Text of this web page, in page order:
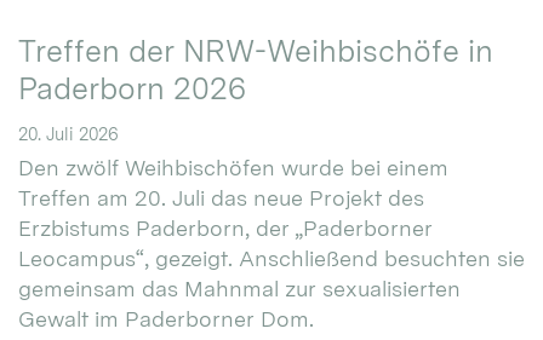
Treffen der NRW-Weihbischöfe in
Paderborn 2026
20. Juli 2026
Den zwölf Weihbischöfen wurde bei einem
Treffen am 20. Juli das neue Projekt des
Erzbistums Paderborn, der „Paderborner
Leocampus“, gezeigt. Anschließend besuchten sie
gemeinsam das Mahnmal zur sexualisierten
Gewalt im Paderborner Dom.